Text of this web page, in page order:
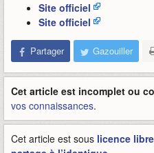
Site officiel
Site officiel
Partager Gazouiller
Cet article est incomplet ou
vos connaissances.
Cet article est sous licence